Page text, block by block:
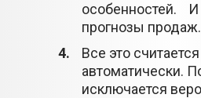
особенностей. И
прогнозы продаж.
Все это считается
автоматически.
исключается
4.